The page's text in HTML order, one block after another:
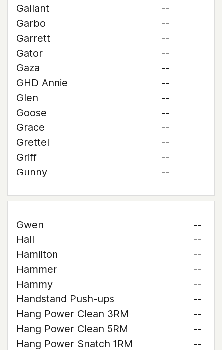
Gallant
--
Garbo
--
Garrett
--
Gator
--
Gaza
--
GHD Annie
--
Glen
--
Goose
--
Grace
--
Grettel
--
Griff
--
Gunny
--
Gwen
--
Hall
--
Hamilton
--
Hammer
--
Hammy
--
Handstand Push-ups
--
Hang Power Clean 3RM
--
Hang Power Clean 5RM
--
Hang Power Snatch 1RM
--